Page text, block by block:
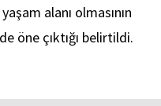
alanı olmasının
öne çıktığı belirtildi.